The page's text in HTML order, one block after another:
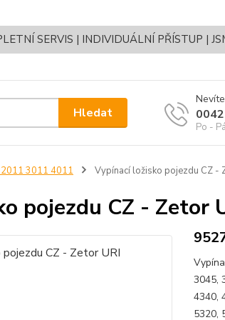
SERVIS | INDIVIDUÁLNÍ PŘÍSTUP |
Hledat
Po -
2011 3011 4011 Vypínací ložisko pojezdu CZ -
pojezdu CZ - Zetor
3045,
4340,
5320,